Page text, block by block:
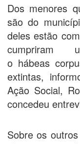
Dos menores
são do
deles estão
o hábeas
extintas,
Ação Social,
concedeu
Sobre os